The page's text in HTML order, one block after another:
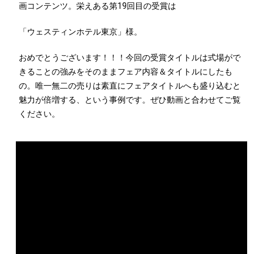
画コンテンツ。栄えある第19回目の受賞は
「ウェスティンホテル東京」様。
おめでとうございます！！！今回の受賞タイトルは式場がで
きることの強みをそのままフェア内容＆タイトルにしたも
の。唯一無二の売りは素直にフェアタイトルへも盛り込むと
魅力が倍増する、という事例です。ぜひ動画と合わせてご覧
ください。